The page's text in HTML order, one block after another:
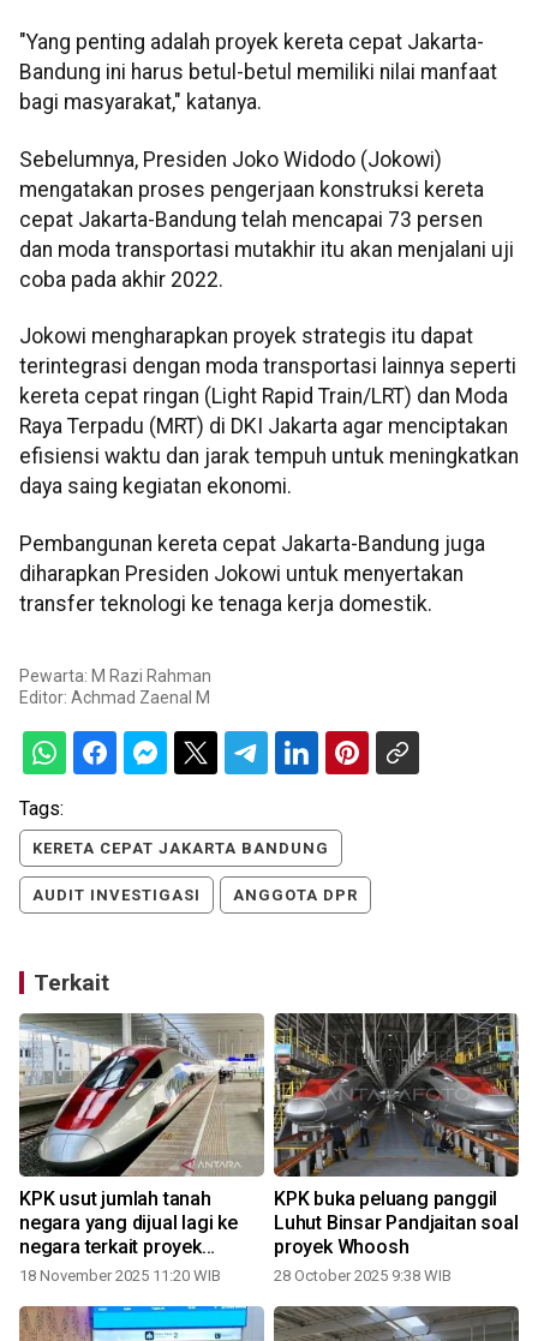
"Yang penting adalah proyek kereta cepat Jakarta-
Bandung ini harus betul-betul memiliki nilai manfaat
bagi masyarakat," katanya.
Sebelumnya, Presiden Joko Widodo (Jokowi)
mengatakan proses pengerjaan konstruksi kereta
cepat Jakarta-Bandung telah mencapai 73 persen
dan moda transportasi mutakhir itu akan menjalani uji
coba pada akhir 2022.
Jokowi mengharapkan proyek strategis itu dapat
terintegrasi dengan moda transportasi lainnya seperti
kereta cepat ringan (Light Rapid Train/LRT) dan Moda
Raya Terpadu (MRT) di DKI Jakarta agar menciptakan
efisiensi waktu dan jarak tempuh untuk meningkatkan
daya saing kegiatan ekonomi.
Pembangunan kereta cepat Jakarta-Bandung juga
diharapkan Presiden Jokowi untuk menyertakan
transfer teknologi ke tenaga kerja domestik.
Pewarta: M Razi Rahman
Editor: Achmad Zaenal M
Tags:
KERETA CEPAT JAKARTA BANDUNG
AUDIT INVESTIGASI ANGGOTA DPR
Terkait
KPK usut jumlah tanah
negara yang dijual lagi ke
negara terkait proyek
Whoosh
18 November 2025 11:20 WIB
KPK buka peluang panggil
Luhut Binsar Pandjaitan soal
proyek Whoosh
28 October 2025 9:38 WIB